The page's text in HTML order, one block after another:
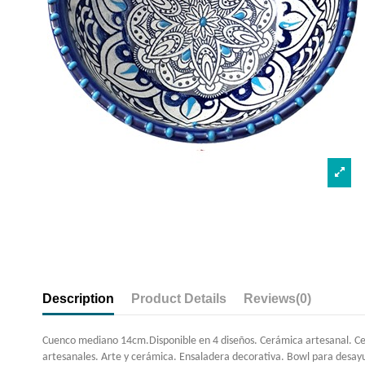
Description Product Details Reviews(0)
Cuenco mediano 14cm.Disponible en 4 diseños. Cerámica artesanal.
artesanales. Arte y cerámica. Ensaladera decorativa. Bowl para